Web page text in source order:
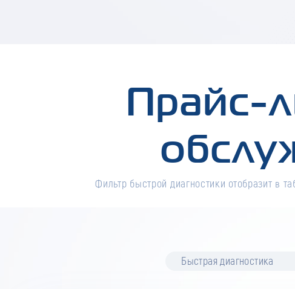
Прайс-
Фильтр быстрой диагностики отобразит в
Быстрая диагностика